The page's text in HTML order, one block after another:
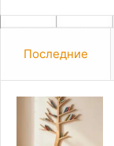
Последние